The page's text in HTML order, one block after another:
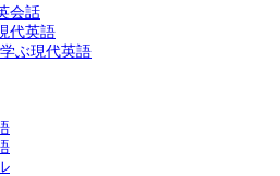
会話
代英語
ぶ現代英語